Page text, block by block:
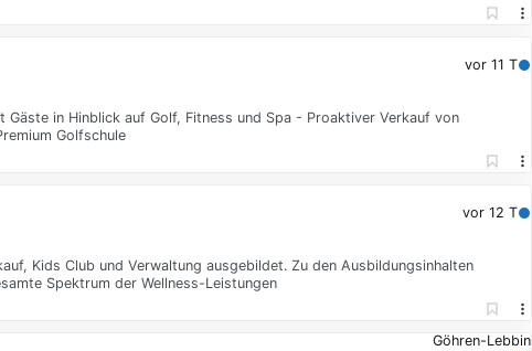
vor 11 T
in Hinblick auf Golf, Fitness und Spa - Proaktiver Verkauf von
Golfschule
vor 12 T
Kids Club und Verwaltung ausgebildet. Zu den Ausbildungsinhalten
Spektrum der Wellness-Leistungen
Göhren-Lebbin